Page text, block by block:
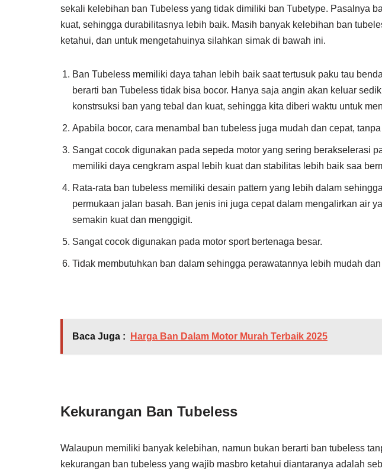
sekali kelebihan ban Tubeless yang tidak dimiliki ban Tubetype. Pasalnya
kuat, sehingga durabilitasnya lebih baik. Masih banyak kelebihan ban
ketahui, dan untuk mengetahuinya silahkan simak di bawah ini.
Ban Tubeless memiliki daya tahan lebih baik saat tertusuk paku tau
berarti ban Tubeless tidak bisa bocor. Hanya saja angin akan keluar
konstrsuksi ban yang tebal dan kuat, sehingga kita diberi waktu untuk
Apabila bocor, cara menambal ban tubeless juga mudah dan cepat,
Sangat cocok digunakan pada sepeda motor yang sering berakselerasi
memiliki daya cengkram aspal lebih kuat dan stabilitas lebih baik saa
Rata-rata ban tubeless memiliki desain pattern yang lebih dalam
permukaan jalan basah. Ban jenis ini juga cepat dalam mengalirkan air
semakin kuat dan menggigit.
Sangat cocok digunakan pada motor sport bertenaga besar.
Tidak membutuhkan ban dalam sehingga perawatannya lebih mudah
Baca Juga : Harga Ban Dalam Motor Murah Terbaik 2025
Kekurangan Ban Tubeless
Walaupun memiliki banyak kelebihan, namun bukan berarti ban tubeless
kekurangan ban tubeless yang wajib masbro ketahui diantaranya adalah